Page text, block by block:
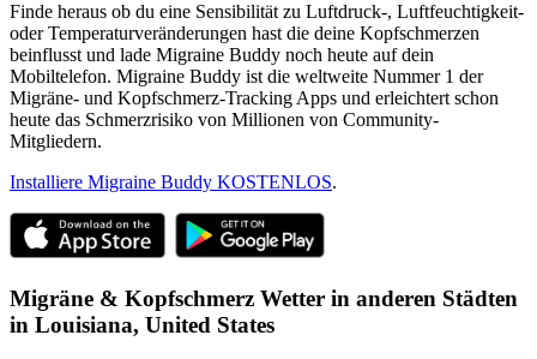
Finde heraus ob du eine Sensibilität zu Luftdruck-, Luftfeuchtigkeit-
oder Temperaturveränderungen hast die deine Kopfschmerzen
beinflusst und lade Migraine Buddy noch heute auf dein
Mobiltelefon. Migraine Buddy ist die weltweite Nummer 1 der
Migräne- und Kopfschmerz-Tracking Apps und erleichtert schon
heute das Schmerzrisiko von Millionen von Community-
Mitgliedern.
Installiere Migraine Buddy KOSTENLOS.
Migräne & Kopfschmerz Wetter in anderen Städten
in Louisiana, United States